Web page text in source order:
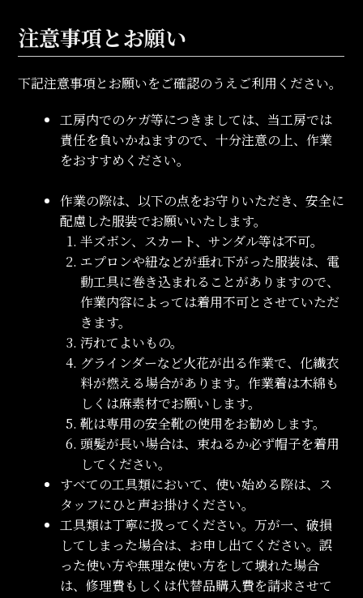
注意事項とお願い
下記注意事項とお願いをご確認のうえご利用ください。
工房内でのケガ等につきましては、当工房では
責任を負いかねますので、十分注意の上、作業
をおすすめください。
作業の際は、以下の点をお守りいただき、安全に
配慮した服装でお願いいたします。
半ズボン、スカート、サンダル等は不可。
エプロンや紐などが垂れ下がった服装は、電
動工具に巻き込まれることがありますので、
作業内容によっては着用不可とさせていただ
きます。
汚れてよいもの。
グラインダーなど火花が出る作業で、化繊衣
料が燃える場合があります。作業着は木綿も
しくは麻素材でお願いします。
靴は専用の安全靴の使用をお勧めします。
頭髪が長い場合は、束ねるか必ず帽子を着用
してください。
すべての工具類において、使い始める際は、ス
タッフにひと声お掛けください。
工具類は丁寧に扱ってください。万が一、破損
してしまった場合は、お申し出てください。誤
った使い方や無理な使い方をして壊れた場合
は、修理費もしくは代替品購入費を請求させて